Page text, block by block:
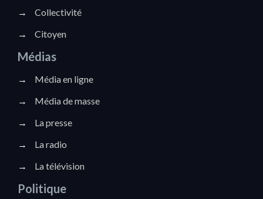
→
Collectivité
→
Citoyen
Médias
→
Média en ligne
→
Média de masse
→
La presse
→
La radio
→
La télévision
Politique